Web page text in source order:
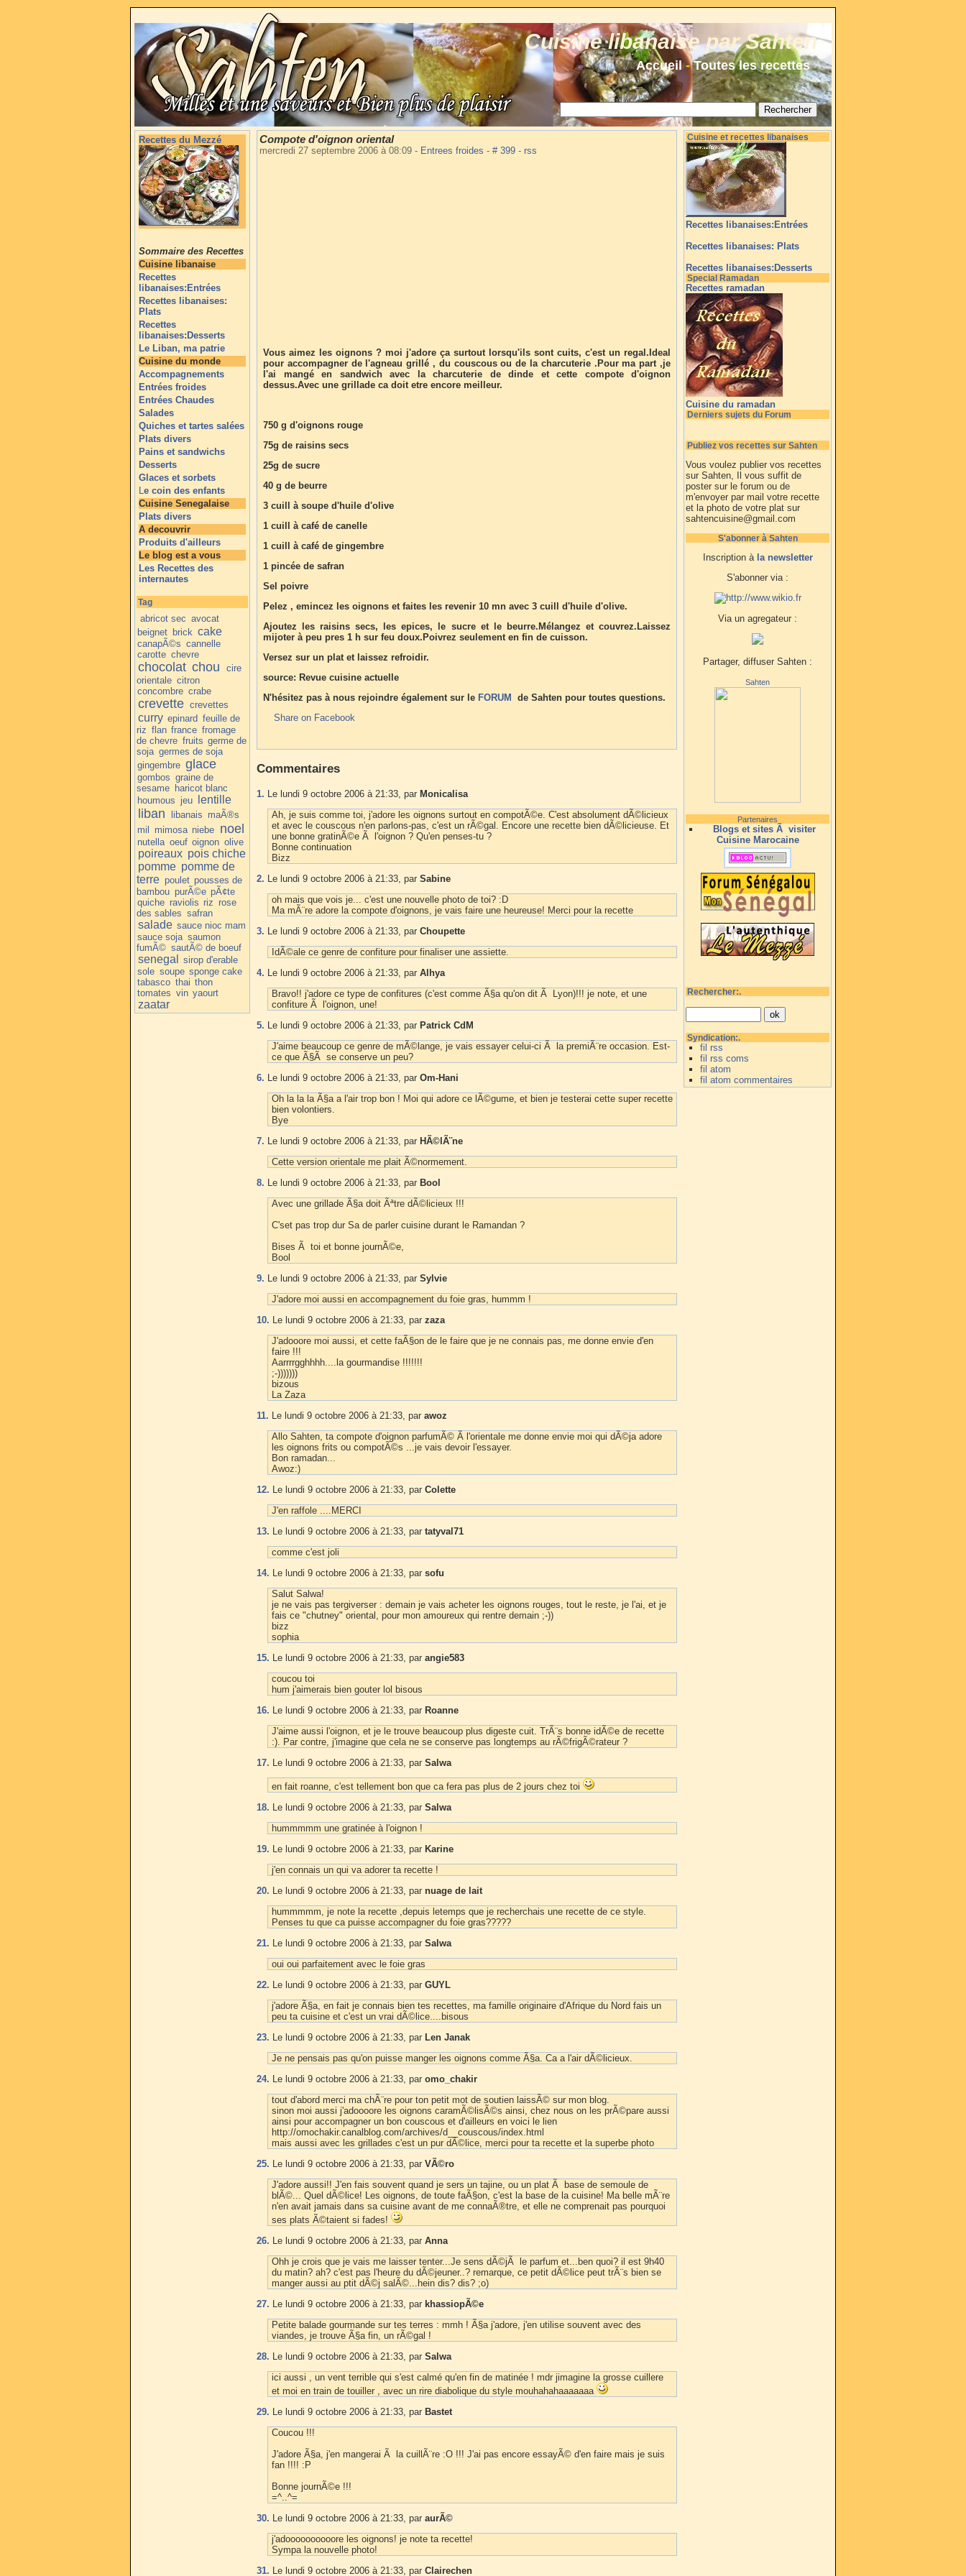
Cuisine libanaise par Sahten
Accueil-Toutes les recettes
Recettes du Mezzé
Sommaire des Recettes
Cuisine libanaise
Recettes
libanaises:Entrées
Recettes libanaises:
Plats
Recettes
libanaises:Desserts
Le Liban, ma patrie
Cuisine du monde
Accompagnements
Entrées froides
Entrées Chaudes
Salades
Quiches et tartes salées
Plats divers
Pains et sandwichs
Desserts
Glaces et sorbets
Le coin des enfants
Cuisine Senegalaise
Plats divers
A decouvrir
Produits d'ailleurs
Le blog est a vous
Les Recettes des
internautes
Tag
abricot sec avocat
beignet brick cake
canapÃ©s cannelle
carotte chevre
chocolat chou
cire
orientale citron
concombre crabe
crevette crevettes
curry epinard feuille de
riz flan france fromage
de chevre fruits germe de
soja germes de soja
gingembre glace
gombos graine de
sesame haricot blanc
houmous jeu lentille
liban libanais maÃ®s
mil mimosa niebe noel
nutella oeuf oignon olive
poireaux pois chiche
pomme pomme de
terre poulet pousses de
bambou purÃ©e pÃ¢te
quiche raviolis riz rose
des sables safran
salade sauce nioc mam
sauce soja saumon
fumÃ© sautÃ© de boeuf
senegal
sirop d'erable
sole soupe sponge cake
tabasco thai thon
tomates vin yaourt
zaatar
Compote d'oignon oriental
mercredi 27 septembre 2006 à 08:09 - Entrees froides - # 399 - rss
Vous aimez les oignons ? moi j'adore ça surtout lorsqu'ils sont cuits, c'est un regal.Ideal
pour accompagner de l'agneau grillé , du couscous ou de la charcuterie .Pour ma part ,je
l'ai mangé en sandwich avec la charcuterie de dinde et cette compote d'oignon
dessus.Avec une grillade ca doit etre encore meilleur.
750 g d'oignons rouge
75g de raisins secs
25g de sucre
40 g de beurre
3 cuill à soupe d'huile d'olive
1 cuill à café de canelle
1 cuill à café de gingembre
1 pincée de safran
Sel poivre
Pelez , emincez les oignons et faites les revenir 10 mn avec 3 cuill d'huile d'olive.
Ajoutez les raisins secs, les epices, le sucre et le beurre.Mélangez et couvrez.Laissez
mijoter à peu pres 1 h sur feu doux.Poivrez seulement en fin de cuisson.
Versez sur un plat et laissez refroidir.
source: Revue cuisine actuelle
N'hésitez pas à nous rejoindre également sur le FORUM
de Sahten pour toutes questions.
Share on Facebook
Commentaires
1. Le lundi 9 octobre 2006 à 21:33, par Monicalisa
Ah, je suis comme toi, j'adore les oignons surtout en compotÃ©e. C'est absolument dÃ©licieux
et avec le couscous n'en parlons-pas, c'est un rÃ©gal. Encore une recette bien dÃ©licieuse. Et
une bonne gratinÃ©e Ã l'oignon ? Qu'en penses-tu ?
Bonne continuation
Bizz
2. Le lundi 9 octobre 2006 à 21:33, par Sabine
oh mais que vois je... c'est une nouvelle photo de toi? :D
Ma mÃ¨re adore la compote d'oignons, je vais faire une heureuse! Merci pour la recette
3. Le lundi 9 octobre 2006 à 21:33, par Choupette
IdÃ©ale ce genre de confiture pour finaliser une assiette.
4. Le lundi 9 octobre 2006 à 21:33, par Alhya
Bravo!! j'adore ce type de confitures (c'est comme Ã§a qu'on dit Ã Lyon)!!! je note, et une
confiture Ã l'oignon, une!
5. Le lundi 9 octobre 2006 à 21:33, par Patrick CdM
J'aime beaucoup ce genre de mÃ©lange, je vais essayer celui-ci Ã la premiÃ¨re occasion. Est-
ce que Ã§Ã se conserve un peu?
6. Le lundi 9 octobre 2006 à 21:33, par Om-Hani
Oh la la la Ã§a a l'air trop bon ! Moi qui adore ce lÃ©gume, et bien je testerai cette super recette
bien volontiers.
Bye
7. Le lundi 9 octobre 2006 à 21:33, par HÃ©lÃ¨ne
Cette version orientale me plait Ã©normement.
8. Le lundi 9 octobre 2006 à 21:33, par Bool
Avec une grillade Ã§a doit Ãªtre dÃ©licieux !!!
C'set pas trop dur Sa de parler cuisine durant le Ramandan ?
Bises Ã toi et bonne journÃ©e,
Bool
9. Le lundi 9 octobre 2006 à 21:33, par Sylvie
J'adore moi aussi en accompagnement du foie gras, hummm !
10. Le lundi 9 octobre 2006 à 21:33, par zaza
J'adooore moi aussi, et cette faÃ§on de le faire que je ne connais pas, me donne envie d'en
faire !!!
Aarrrrgghhhh....la gourmandise !!!!!!!
;-)))))))
bizous
La Zaza
11. Le lundi 9 octobre 2006 à 21:33, par awoz
Allo Sahten, ta compote d'oignon parfumÃ© Ã l'orientale me donne envie moi qui dÃ©ja adore
les oignons frits ou compotÃ©s ...je vais devoir l'essayer.
Bon ramadan...
Awoz:)
12. Le lundi 9 octobre 2006 à 21:33, par Colette
J'en raffole ....MERCI
13. Le lundi 9 octobre 2006 à 21:33, par tatyval71
comme c'est joli
14. Le lundi 9 octobre 2006 à 21:33, par sofu
Salut Salwa!
je ne vais pas tergiverser : demain je vais acheter les oignons rouges, tout le reste, je l'ai, et je
fais ce "chutney" oriental, pour mon amoureux qui rentre demain ;-))
bizz
sophia
15. Le lundi 9 octobre 2006 à 21:33, par angie583
coucou toi
hum j'aimerais bien gouter lol bisous
16. Le lundi 9 octobre 2006 à 21:33, par Roanne
J'aime aussi l'oignon, et je le trouve beaucoup plus digeste cuit. TrÃ¨s bonne idÃ©e de recette
:). Par contre, j'imagine que cela ne se conserve pas longtemps au rÃ©frigÃ©rateur ?
17. Le lundi 9 octobre 2006 à 21:33, par Salwa
en fait roanne, c'est tellement bon que ca fera pas plus de 2 jours chez toi
18. Le lundi 9 octobre 2006 à 21:33, par Salwa
hummmmm une gratinée à l'oignon !
19. Le lundi 9 octobre 2006 à 21:33, par Karine
j'en connais un qui va adorer ta recette !
20. Le lundi 9 octobre 2006 à 21:33, par nuage de lait
hummmmm, je note la recette ,depuis letemps que je recherchais une recette de ce style.
Penses tu que ca puisse accompagner du foie gras?????
21. Le lundi 9 octobre 2006 à 21:33, par Salwa
oui oui parfaitement avec le foie gras
22. Le lundi 9 octobre 2006 à 21:33, par GUYL
j'adore Ã§a, en fait je connais bien tes recettes, ma famille originaire d'Afrique du Nord fais un
peu ta cuisine et c'est un vrai dÃ©lice....bisous
23. Le lundi 9 octobre 2006 à 21:33, par Len Janak
Je ne pensais pas qu'on puisse manger les oignons comme Ã§a. Ca a l'air dÃ©licieux.
24. Le lundi 9 octobre 2006 à 21:33, par omo_chakir
tout d'abord merci ma chÃ¨re pour ton petit mot de soutien laissÃ© sur mon blog.
sinon moi aussi j'adoooore les oignons caramÃ©lisÃ©s ainsi, chez nous on les prÃ©pare aussi
ainsi pour accompagner un bon couscous et d'ailleurs en voici le lien
http://omochakir.canalblog.com/archives/d__couscous/index.html
mais aussi avec les grillades c'est un pur dÃ©lice, merci pour ta recette et la superbe photo
25. Le lundi 9 octobre 2006 à 21:33, par VÃ©ro
J'adore aussi!! J'en fais souvent quand je sers un tajine, ou un plat Ã base de semoule de
blÃ©... Quel dÃ©lice! Les oignons, de toute faÃ§on, c'est la base de la cuisine! Ma belle mÃ¨re
n'en avait jamais dans sa cuisine avant de me connaÃ®tre, et elle ne comprenait pas pourquoi
ses plats Ã©taient si fades!
26. Le lundi 9 octobre 2006 à 21:33, par Anna
Ohh je crois que je vais me laisser tenter...Je sens dÃ©jÃ le parfum et...ben quoi? il est 9h40
du matin? ah? c'est pas l'heure du dÃ©jeuner..? remarque, ce petit dÃ©lice peut trÃ¨s bien se
manger aussi au ptit dÃ©j salÃ©...hein dis? dis? ;o)
27. Le lundi 9 octobre 2006 à 21:33, par khassiopÃ©e
Petite balade gourmande sur tes terres : mmh ! Ã§a j'adore, j'en utilise souvent avec des
viandes, je trouve Ã§a fin, un rÃ©gal !
28. Le lundi 9 octobre 2006 à 21:33, par Salwa
ici aussi , un vent terrible qui s'est calmé qu'en fin de matinée ! mdr jimagine la grosse cuillere
et moi en train de touiller , avec un rire diabolique du style mouhahahaaaaaaa
29. Le lundi 9 octobre 2006 à 21:33, par Bastet
Coucou !!!
J'adore Ã§a, j'en mangerai Ã la cuillÃ¨re :O !!! J'ai pas encore essayÃ© d'en faire mais je suis
fan !!!! :P
Bonne journÃ©e !!!
=^..^=
30. Le lundi 9 octobre 2006 à 21:33, par aurÃ©
j'adoooooooooore les oignons! je note ta recette!
Sympa la nouvelle photo!
31. Le lundi 9 octobre 2006 à 21:33, par Clairechen
Cuisine et recettes libanaises
Recettes libanaises:Entrées
Recettes libanaises: Plats
Recettes libanaises:Desserts
Special Ramadan
Recettes ramadan
Cuisine du ramadan
Derniers sujets du Forum
Publiez vos recettes sur Sahten
Vous voulez publier vos recettes
sur Sahten, Il vous suffit de
poster sur le forum ou de
m'envoyer par mail votre recette
et la photo de votre plat sur
sahtencuisine@gmail.com
S'abonner à Sahten
Inscription à la newsletter
S'abonner via :
Via un agregateur :
Partager, diffuser Sahten :
Sahten
Partenaires
Blogs et sites Ã visiter
Cuisine Marocaine
Rechercher:.
Syndication:.
fil rss
fil rss coms
fil atom
fil atom commentaires